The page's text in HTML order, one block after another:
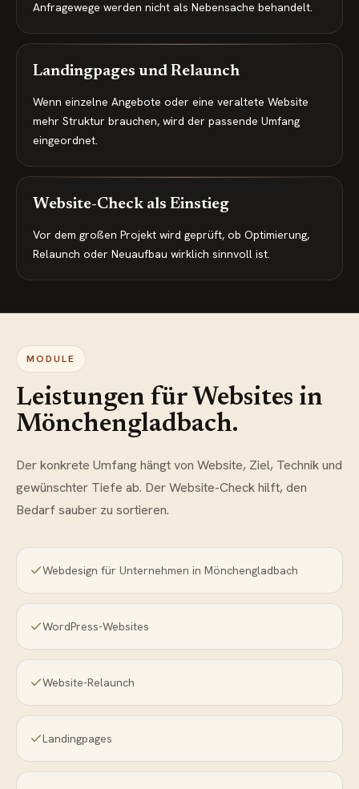
Anfragewege werden nicht als Nebensache behandelt.
Landingpages und Relaunch
Wenn einzelne Angebote oder eine veraltete Website
mehr Struktur brauchen, wird der passende Umfang
eingeordnet.
Website-Check als Einstieg
Vor dem großen Projekt wird geprüft, ob Optimierung,
Relaunch oder Neuaufbau wirklich sinnvoll ist.
MODULE
Leistungen für Websites in
Mönchengladbach.
Der konkrete Umfang hängt von Website, Ziel, Technik und
gewünschter Tiefe ab. Der Website-Check hilft, den
Bedarf sauber zu sortieren.
Webdesign für Unternehmen in Mönchengladbach
WordPress-Websites
Website-Relaunch
Landingpages